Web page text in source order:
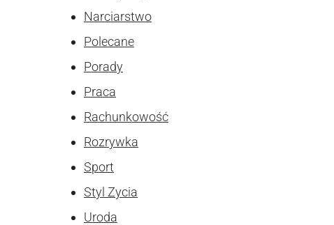
Narciarstwo
Polecane
Porady
Praca
Rachunkowość
Rozrywka
Sport
Styl Zycia
Uroda